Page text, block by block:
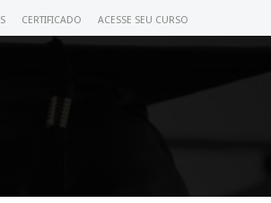
CERTIFICADO ACESSE SEU CURSO